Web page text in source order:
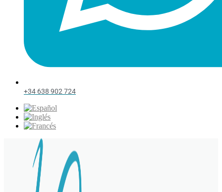
+34 638 902 724